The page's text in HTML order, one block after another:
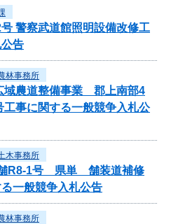
警察武道館照明設備改修工
告
林事務所
域農道整備事業 郡上南部4
事に関する一般競争入札公
木事務所
舗R8-1号 県単 舗装道補修
一般競争入札公告
林事務所